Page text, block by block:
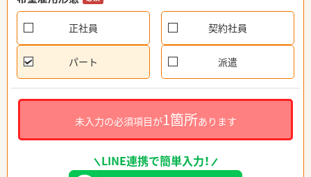
正社員 契約社員
パート 派遣
未入力の必須項目が1箇所あります
LINE連携で簡単入力！